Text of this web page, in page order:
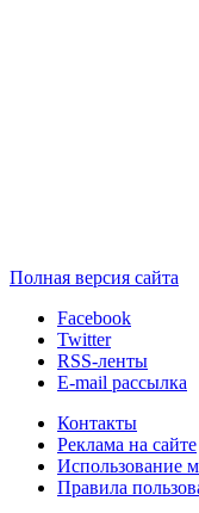
Полная версия сайта
Facebook
Twitter
RSS-ленты
E-mail рассылка
Контакты
Реклама на сайте
Использование
Правила